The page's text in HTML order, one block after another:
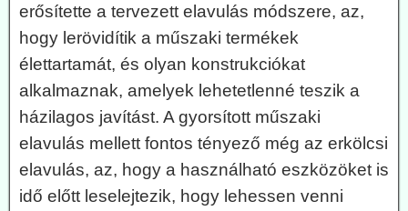
erősítette a tervezett elavulás módszere, az,
hogy lerövidítik a műszaki termékek
élettartamát, és olyan konstrukciókat
alkalmaznak, amelyek lehetetlenné teszik a
házilagos javítást. A gyorsított műszaki
elavulás mellett fontos tényező még az erkölcsi
elavulás, az, hogy a használható eszközöket is
idő előtt leselejtezik, hogy lehessen venni